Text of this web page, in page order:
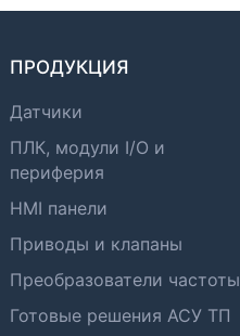
ПРОДУКЦИЯ
Датчики
ПЛК, модули I/O и
периферия
HMI панели
Приводы и клапаны
Преобразователи частоты
Готовые решения АСУ ТП